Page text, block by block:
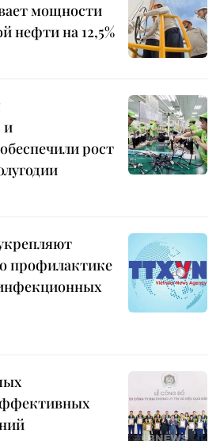
мощности
нефти на 12,5%
и
рост
профилактике